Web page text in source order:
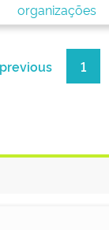
organizações
previous 1